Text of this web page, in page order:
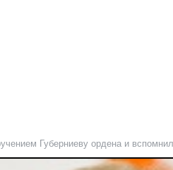
Губерниеву ордена и